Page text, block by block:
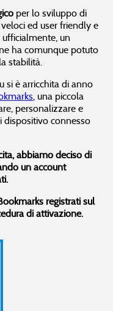
per lo sviluppo di
ed user friendly e
un
ha comunque potuto
stabilità.
si è arricchita di anno
, una piccola
personalizzare e
dispositivo connesso
abbiamo deciso di
un account
registrati sul
di attivazione.